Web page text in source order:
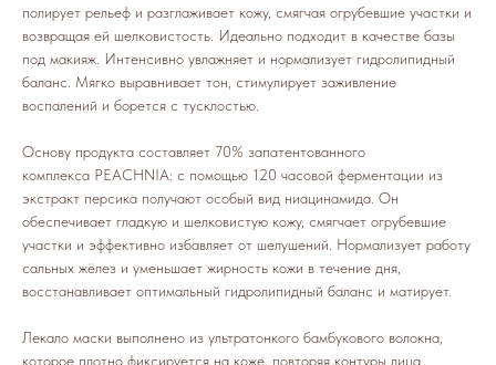
полирует рельеф и разглаживает кожу, смягчая огрубевшие участки и
возвращая ей шелковистость. Идеально подходит в качестве базы
под макияж. Интенсивно увлажняет и нормализует гидролипидный
баланс. Мягко выравнивает тон, стимулирует заживление
воспалений и борется с тусклостью.
Основу продукта составляет 70% запатентованного
комплекса PEACHNIA: с помощью 120 часовой ферментации из
экстракт персика получают особый вид ниацинамида. Он
обеспечивает гладкую и шелковистую кожу, смягчает огрубевшие
участки и эффективно избавляет от шелушений. Нормализует работу
сальных жёлез и уменьшает жирность кожи в течение дня,
восстанавливает оптимальный гидролипидный баланс и матирует.
Лекало маски выполнено из ультратонкого бамбукового волокна,
которое плотно фиксируется на коже, повторяя контуры лица.